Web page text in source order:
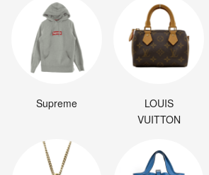
Supreme
LOUIS
VUITTON